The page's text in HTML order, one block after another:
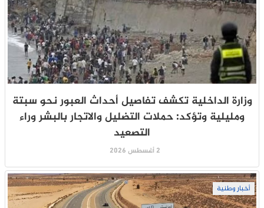
وزارة الداخلية تكشف تفاصيل أحداث العبور نحو سبتة
ومليلية وتؤكد: حملات التضليل والاتجار بالبشر وراء
التصعيد
2 أغسطس 2026
أخبار وطنية